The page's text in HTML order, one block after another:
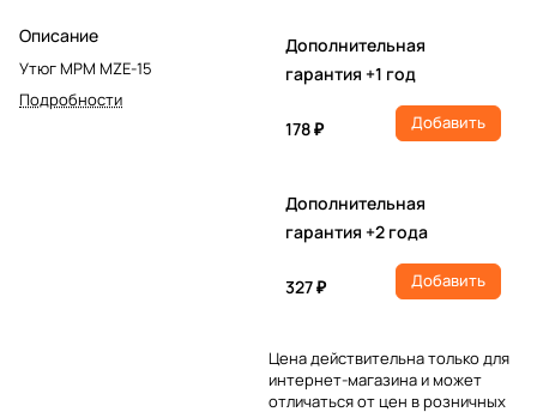
Описание
Утюг MPM MZE-15
Подробности
Дополнительная
гарантия +1 год
178 ₽ Добавить
Дополнительная
гарантия +2 года
327 ₽ Добавить
Цена действительна только для
интернет-магазина и может
отличаться от цен в розничных